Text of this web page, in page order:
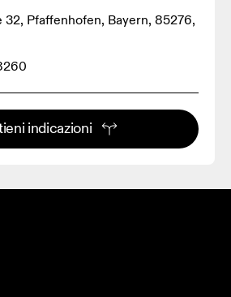
32, Pfaffenhofen, Bayern, 85276,
indicazioni